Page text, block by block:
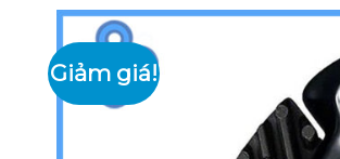
Giảm giá!